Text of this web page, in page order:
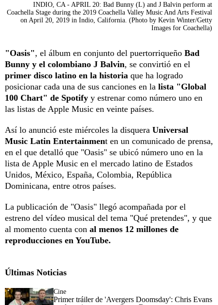
INDIO, CA - APRIL 20: Bad Bunny (L) and J Balvin perform at
Coachella Stage during the 2019 Coachella Valley Music And Arts Festival
on April 20, 2019 in Indio, California. (Photo by Kevin Winter/Getty
Images for Coachella)
"Oasis", el álbum en conjunto del puertorriqueño Bad
Bunny y el colombiano J Balvin, se convirtió en el
primer disco latino en la historia que ha logrado
posicionar cada una de sus canciones en la lista "Global
100 Chart" de Spotify y estrenar como número uno en
las listas de Apple Music en veinte países.
Así lo anunció este miércoles la disquera Universal
Music Latin Entertainment en un comunicado de prensa,
en el que detalló que "Oasis" se ubicó número uno en la
lista de Apple Music en el mercado latino de Estados
Unidos, México, España, Colombia, República
Dominicana, entre otros países.
La publicación de "Oasis" llegó acompañada por el
estreno del vídeo musical del tema "Qué pretendes", y que
al momento cuenta con al menos 12 millones de
reproducciones en YouTube.
Últimas Noticias
Cine
Primer tráiler de 'Avergers Doomsday': Chris Evans